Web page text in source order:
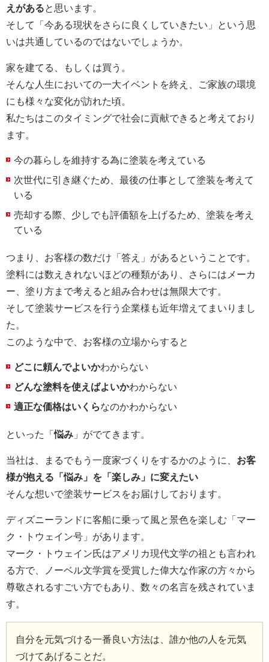
えがあると思います。
そして「今ある現状をさらに良くしていきたい」という思
いは共通しているのではないでしょうか。
家を建てる、もしくは買う。
そんな人生においての一大イベントを終え、ご家族の環境
にも様々な変化が訪れた頃。
私たちはこのタイミングで社会に貢献できると考えており
ます。
今の暮らしを維持する為に塗装を考えている
次世代に引き継ぐため、最後の仕事として塗装を考えて
いる
売却する際、少しでも評価額を上げるため、塗装を考え
ている
つまり、お客様の数だけ「答え」があるということです。
塗料には数えきれないほどの種類があり、さらにはメーカ
ー、塗り方まで考えると組み合わせは無限大です。
そして塗装サービスを行う企業様も近年増えてまいりまし
た。
このような中で、お客様の立場からすると
どこに頼んでよいかわからない
どんな塗料を使えばよいかわからない
適正な価格はいくらなのかわからない
といった「悩み 」がでてきます。
当社は、まるでもう一度家づくりをするかのように、 お客
様が抱える「悩み」を「楽しみ」に変えたい
そんな想いで塗装サービスをお届けしております。
ディズニーランドに客船に乗って風と景色を楽しむ「マー
ク・トウェイン号」があります。
マーク・トウェイン氏はアメリカ現代文学の祖とも言われ
る方で、ノーベル文学賞を受賞した偉大な作家の方々から
尊敬されるすごい方でもあり、数々の名言を残されていま
す。
自分を元気づける一番良い方法は、誰か他の人を元気
づけてあげることだ。